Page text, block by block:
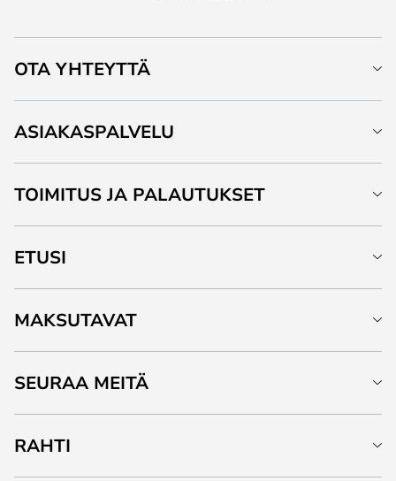
OTA YHTEYTTÄ
ASIAKASPALVELU
TOIMITUS JA PALAUTUKSET
ETUSI
MAKSUTAVAT
SEURAA MEITÄ
RAHTI